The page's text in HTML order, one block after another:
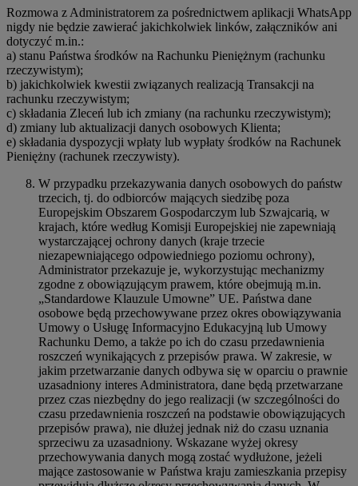
Rozmowa z Administratorem za pośrednictwem aplikacji WhatsApp
nigdy nie będzie zawierać jakichkolwiek linków, załączników ani
dotyczyć m.in.:
a) stanu Państwa środków na Rachunku Pieniężnym (rachunku
rzeczywistym);
b) jakichkolwiek kwestii związanych realizacją Transakcji na
rachunku rzeczywistym;
c) składania Zleceń lub ich zmiany (na rachunku rzeczywistym);
d) zmiany lub aktualizacji danych osobowych Klienta;
e) składania dyspozycji wpłaty lub wypłaty środków na Rachunek
Pieniężny (rachunek rzeczywisty).
W przypadku przekazywania danych osobowych do państw
trzecich, tj. do odbiorców mających siedzibę poza
Europejskim Obszarem Gospodarczym lub Szwajcarią, w
krajach, które według Komisji Europejskiej nie zapewniają
wystarczającej ochrony danych (kraje trzecie
niezapewniającego odpowiedniego poziomu ochrony),
Administrator przekazuje je, wykorzystując mechanizmy
zgodne z obowiązującym prawem, które obejmują m.in.
„Standardowe Klauzule Umowne” UE. Państwa dane
osobowe będą przechowywane przez okres obowiązywania
Umowy o Usługę Informacyjno Edukacyjną lub Umowy
Rachunku Demo, a także po ich do czasu przedawnienia
roszczeń wynikających z przepisów prawa. W zakresie, w
jakim przetwarzanie danych odbywa się w oparciu o prawnie
uzasadniony interes Administratora, dane będą przetwarzane
przez czas niezbędny do jego realizacji (w szczególności do
czasu przedawnienia roszczeń na podstawie obowiązujących
przepisów prawa), nie dłużej jednak niż do czasu uznania
sprzeciwu za uzasadniony. Wskazane wyżej okresy
przechowywania danych mogą zostać wydłużone, jeżeli
mające zastosowanie w Państwa kraju zamieszkania przepisy